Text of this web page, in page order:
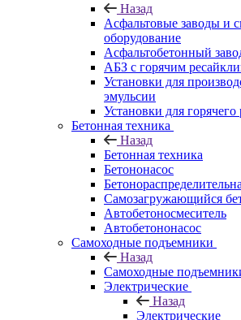
Назад
Асфальтовые заводы и
оборудование
Асфальтобетонный
АБЗ с горячим
Установки для
эмульсии
Установки для горячего
Бетонная техника
Назад
Бетонная техника
Бетононасос
Самозагружающийся
Автобетоносмеситель
Автобетононасос
Самоходные подъемники
Назад
Самоходные
Электрические
Назад
Электрические